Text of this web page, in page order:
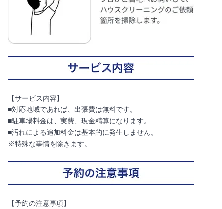
【サービス内容】
■対応地域であれば、出張費は無料です。
■駐車場料金は、実費、現金精算になります。
■汚れによる追加料金は基本的に発生しません。
※特殊な事情を除きます。
【予約の注意事項】